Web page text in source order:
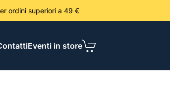
per ordini superiori a 49 €
Eventi in store